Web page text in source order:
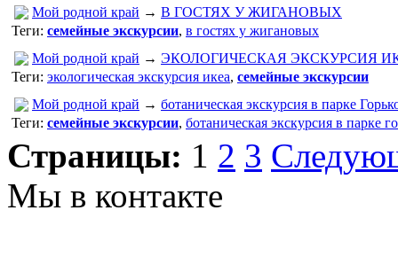
Мой родной край → В ГОСТЯХ У ЖИГАНОВЫХ
Теги: семейные экскурсии, в гостях у жигановых
Мой родной край → ЭКОЛОГИЧЕСКАЯ ЭКСКУРСИЯ
Теги: экологическая экскурсия икеа, семейные экскурсии
Мой родной край → ботаническая экскурсия в парке
Теги: семейные экскурсии, ботаническая экскурсия в парке
Страницы: 1 2 3
Мы в контакте